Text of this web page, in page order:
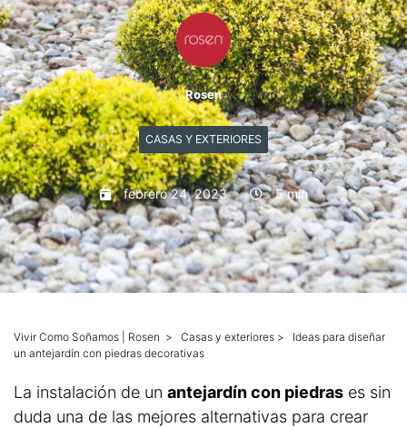
Mascotas
Columnas
Productos
Guías descargables
Rosen
CASAS Y EXTERIORES
febrero 24, 2023 5 min
Vivir Como Soñamos | Rosen > Casas y exteriores > Ideas para diseñar
un antejardín con piedras decorativas
La instalación de un antejardín con piedras es sin
duda una de las mejores alternativas para crear